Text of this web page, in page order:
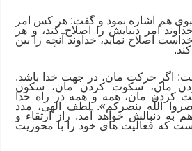
هم اشاره نمود و گفت: هر كس امر
امر دنیایش را اصلاح كند، و هر
اصلاح نمايد، خداوند آنچه را بين
اگر حرکت مان، در جهت خدا باشد.
مان، سكوت کردن مان، سكون
کردن مان، همه و همه در راه خدا
اللّه ینصركم». لطف الهی، مدد
به دنبالش خواهد آمد. راز ارتقاء و
که فعالیت های خود را با محوریت